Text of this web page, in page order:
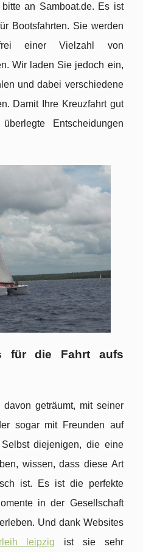
an Samboat.de. Es ist
Bootsfahrten. Sie werden
einer Vielzahl von
Wir laden Sie jedoch ein,
und dabei verschiedene
Damit Ihre Kreuzfahrt gut
Entscheidungen
für die Fahrt aufs
geträumt, mit seiner
sogar mit Freunden auf
diejenigen, die eine
wissen, dass diese Art
ist. Es ist die perfekte
in der Gesellschaft
Und dank Websites
leipzig ist sie sehr